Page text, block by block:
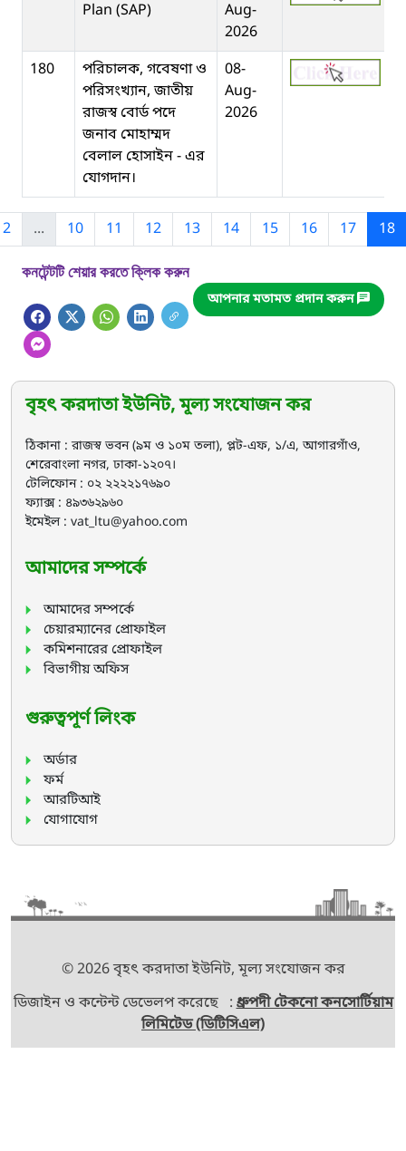
Plan (SAP)
Aug-
2026
180
পরিচালক, গবেষণা ও
পরিসংখ্যান, জাতীয়
রাজস্ব বোর্ড পদে
জনাব মোহাম্মদ
বেলাল হোসাইন - এর
যোগদান।
08-
Aug-
2026
2 ... 10 11 12 13 14 15 16 17 18
আপনার মতামত প্রদান করুন
কনটেন্টটি শেয়ার করতে ক্লিক করুন
বৃহৎ করদাতা ইউনিট, মূল্য সংযোজন কর
ঠিকানা : রাজস্ব ভবন (৯ম ও ১০ম তলা), প্লট-এফ, ১/এ, আগারগাঁও,
শেরেবাংলা নগর, ঢাকা-১২০৭।
টেলিফোন : ০২ ২২২২১৭৬৯০
ফ্যাক্স : ৪৯৩৬২৯৬০
ইমেইল : vat_ltu@yahoo.com
আমাদের সম্পর্কে
আমাদের সম্পর্কে
চেয়ারম্যানের প্রোফাইল
কমিশনারের প্রোফাইল
বিভাগীয় অফিস
গুরুত্বপূর্ণ লিংক
অর্ডার
ফর্ম
আরটিআই
যোগাযোগ
© 2026 বৃহৎ করদাতা ইউনিট, মূল্য সংযোজন কর
ডিজাইন ও কন্টেন্ট ডেভেলপ করেছে :ধ্রুপদী টেকনো কনসোর্টিয়াম
লিমিটেড (ডিটিসিএল)